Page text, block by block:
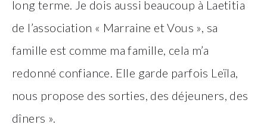
long terme. Je dois aussi beaucoup à Laetitia
de l’association « Marraine et Vous », sa
famille est comme ma famille, cela m’a
redonné confiance. Elle garde parfois Leïla,
nous propose des sorties, des déjeuners, des
dîners ».